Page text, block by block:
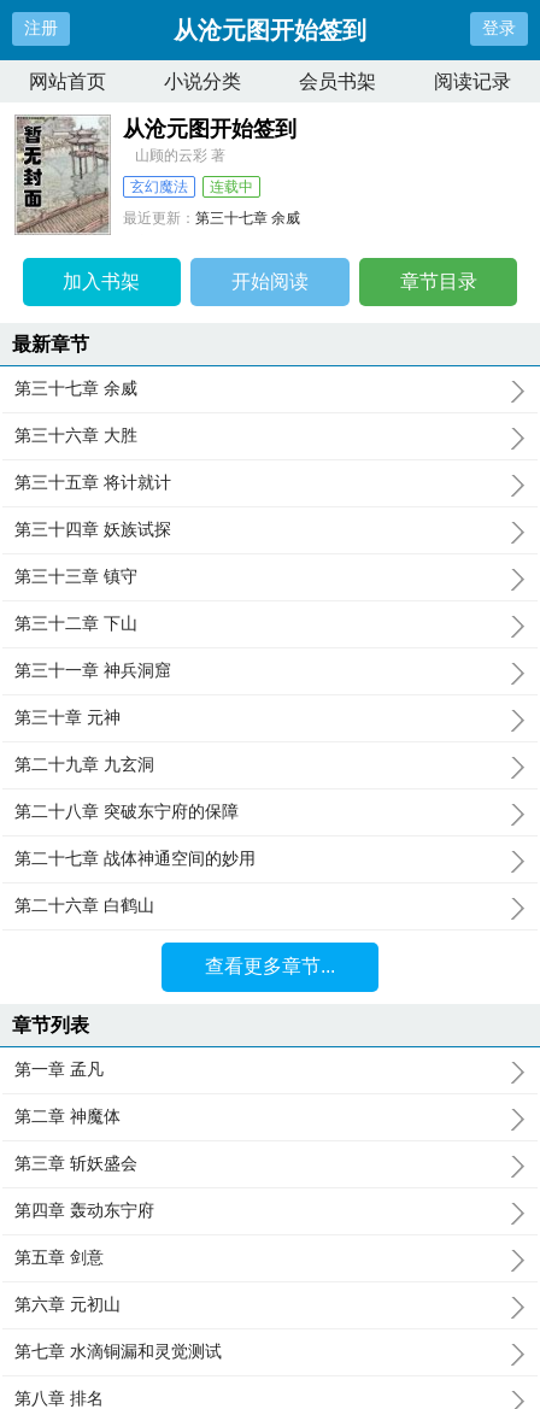
注册 从沧元图开始签到 登录
网站首页 小说分类 会员书架 阅读记录
从沧元图开始签到
山顾的云彩 著
玄幻魔法
连载中
最近更新：第三十七章 余威
加入书架 开始阅读 章节目录
最新章节
第三十七章 余威
第三十六章 大胜
第三十五章 将计就计
第三十四章 妖族试探
第三十三章 镇守
第三十二章 下山
第三十一章 神兵洞窟
第三十章 元神
第二十九章 九玄洞
第二十八章 突破东宁府的保障
第二十七章 战体神通空间的妙用
第二十六章 白鹤山
查看更多章节...
章节列表
第一章 孟凡
第二章 神魔体
第三章 斩妖盛会
第四章 轰动东宁府
第五章 剑意
第六章 元初山
第七章 水滴铜漏和灵觉测试
第八章 排名